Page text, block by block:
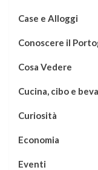
Case e Alloggi
Conoscere il
Cosa Vedere
Cucina, cibo e
Curiosità
Economia
Eventi